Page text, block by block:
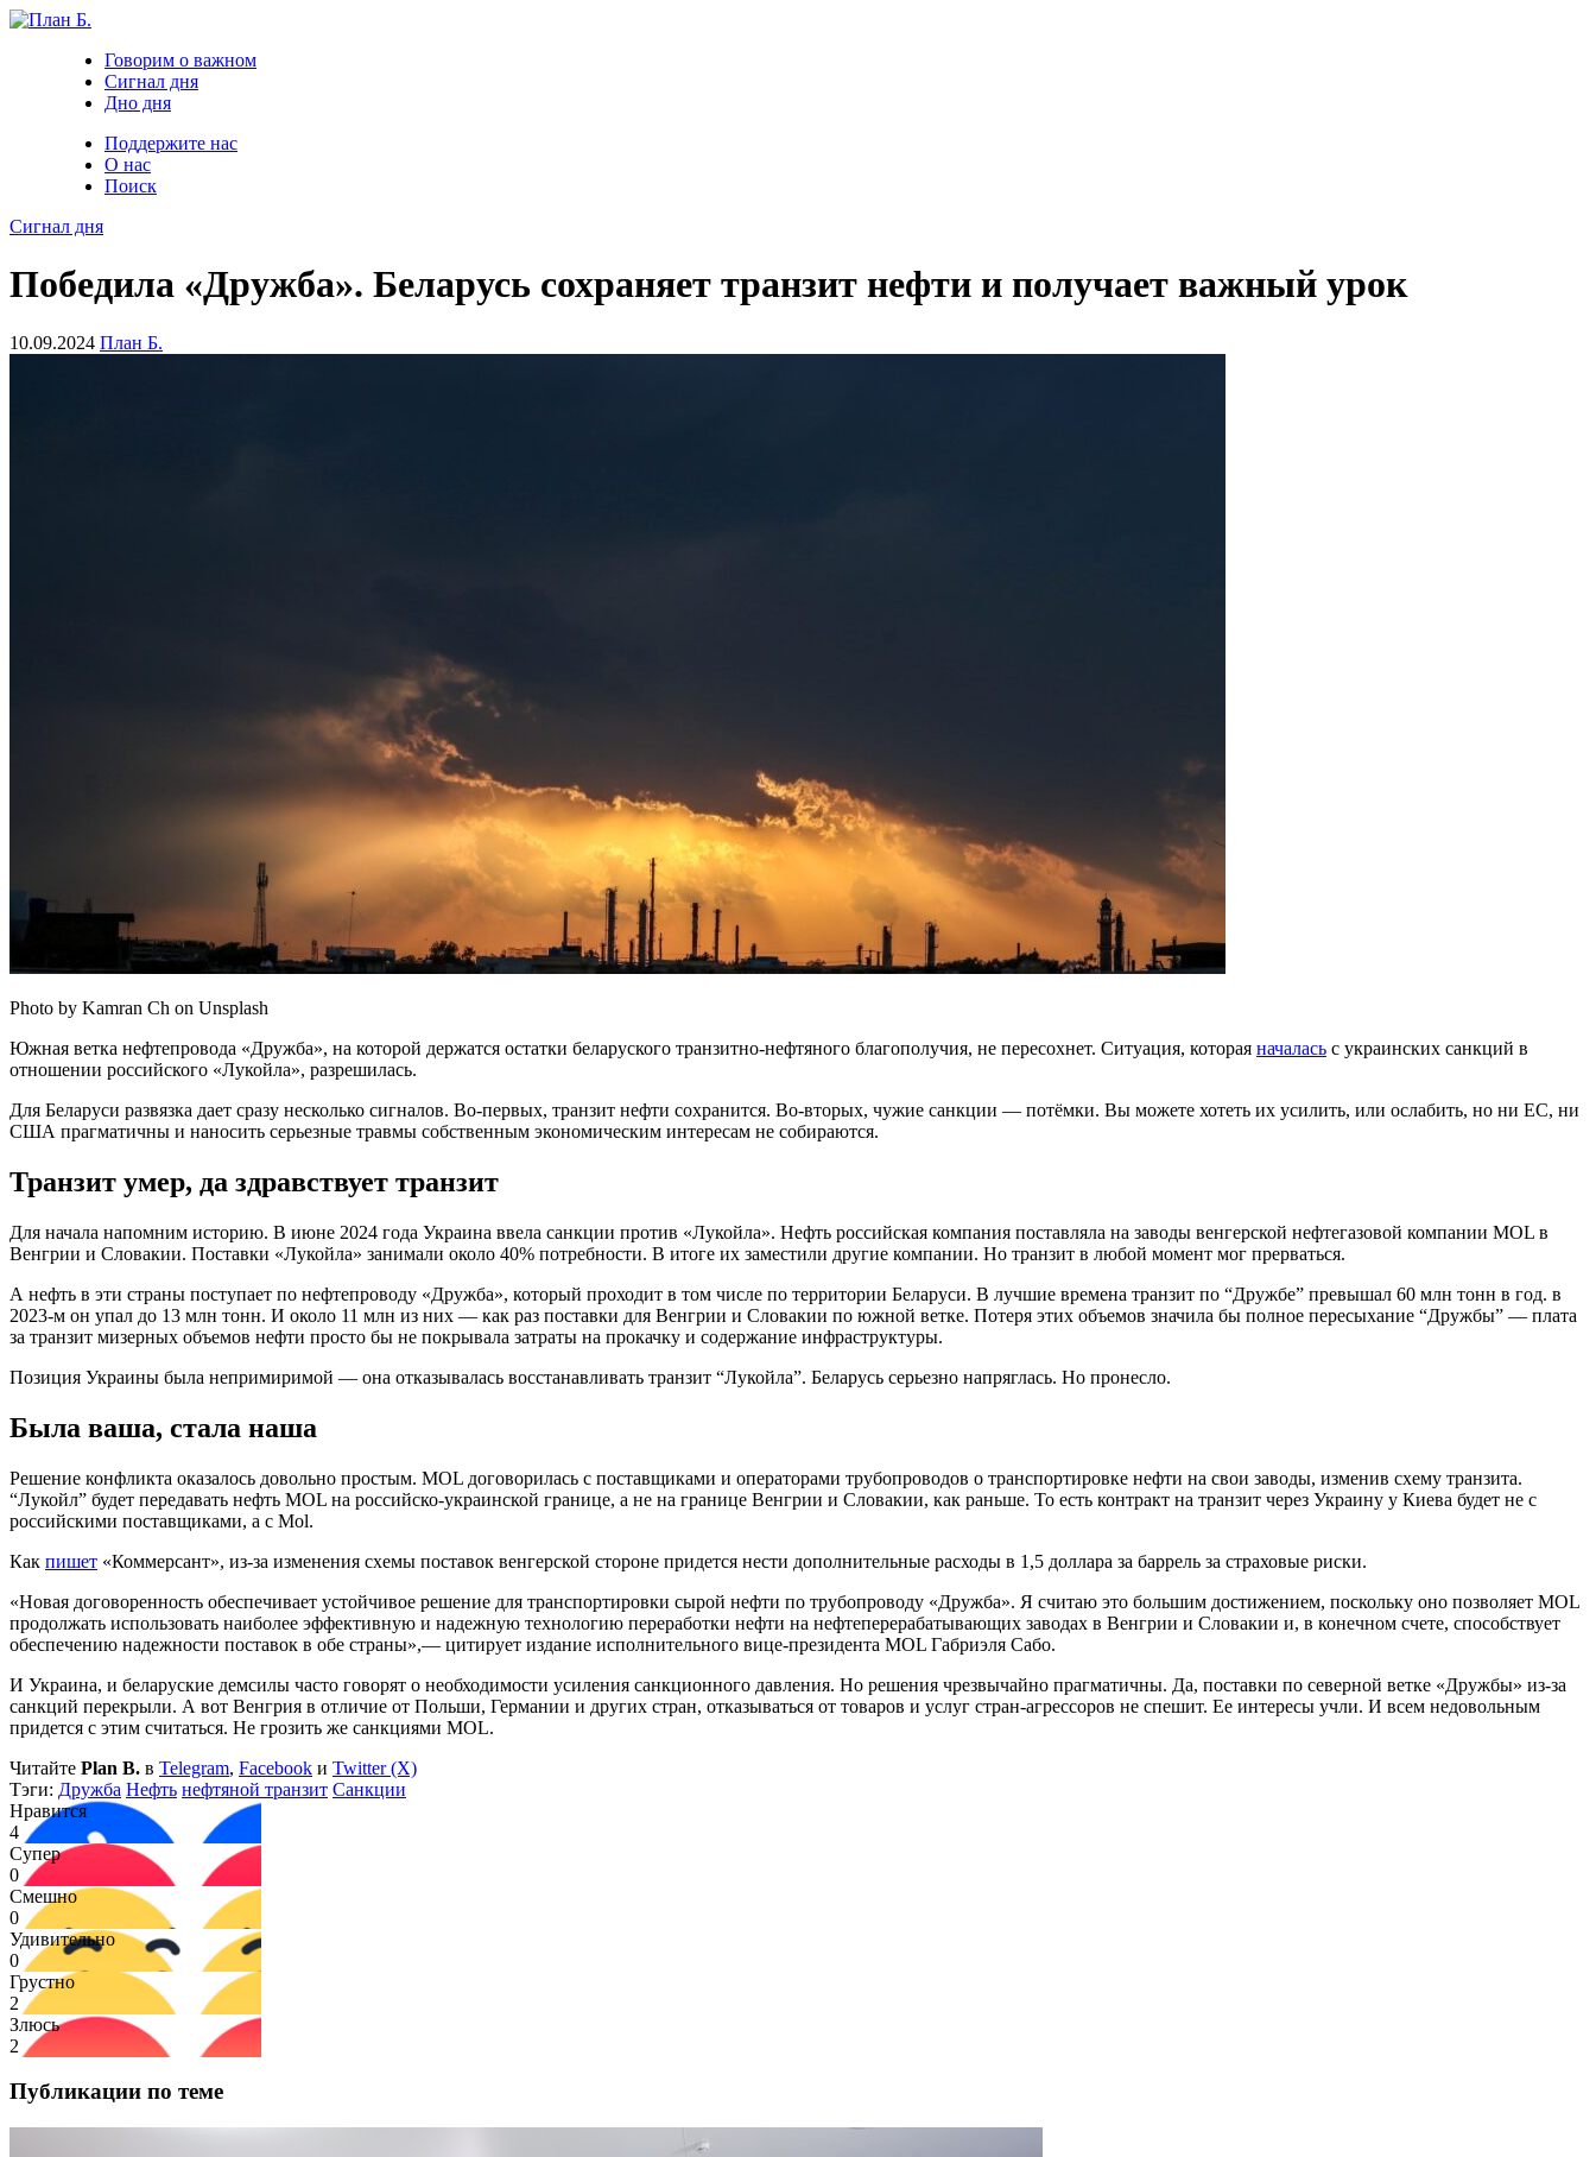
Говорим о важном
Сигнал дня
Дно дня
Поддержите нас
О нас
Поиск
Сигнал дня
Победила «Дружба». Беларусь сохраняет транзит нефти и получает важный урок
10.09.2024 План Б.
Photo by Kamran Ch on Unsplash
Южная ветка нефтепровода «Дружба», на которой держатся остатки беларуского транзитно-нефтяного благополучия, не пересохнет. Ситуация, которая началась с украинских санкций в
отношении российского «Лукойла», разрешилась.
Для Беларуси развязка дает сразу несколько сигналов. Во-первых, транзит нефти сохранится. Во-вторых, чужие санкции — потёмки. Вы можете хотеть их усилить, или ослабить, но ни ЕС, ни
США прагматичны и наносить серьезные травмы собственным экономическим интересам не собираются.
Транзит умер, да здравствует транзит
Для начала напомним историю. В июне 2024 года Украина ввела санкции против «Лукойла». Нефть российская компания поставляла на заводы венгерской нефтегазовой компании MOL в
Венгрии и Словакии. Поставки «Лукойла» занимали около 40% потребности. В итоге их заместили другие компании. Но транзит в любой момент мог прерваться.
А нефть в эти страны поступает по нефтепроводу «Дружба», который проходит в том числе по территории Беларуси. В лучшие времена транзит по “Дружбе” превышал 60 млн тонн в год. в
2023-м он упал до 13 млн тонн. И около 11 млн из них — как раз поставки для Венгрии и Словакии по южной ветке. Потеря этих объемов значила бы полное пересыхание “Дружбы” — плата
за транзит мизерных объемов нефти просто бы не покрывала затраты на прокачку и содержание инфраструктуры.
Позиция Украины была непримиримой — она отказывалась восстанавливать транзит “Лукойла”. Беларусь серьезно напряглась. Но пронесло.
Была ваша, стала наша
Решение конфликта оказалось довольно простым. MOL договорилась с поставщиками и операторами трубопроводов о транспортировке нефти на свои заводы, изменив схему транзита.
“Лукойл” будет передавать нефть MOL на российско-украинской границе, а не на границе Венгрии и Словакии, как раньше. То есть контракт на транзит через Украину у Киева будет не с
российскими поставщиками, а с Mol.
Как пишет «Коммерсант», из-за изменения схемы поставок венгерской стороне придется нести дополнительные расходы в 1,5 доллара за баррель за страховые риски.
«Новая договоренность обеспечивает устойчивое решение для транспортировки сырой нефти по трубопроводу «Дружба». Я считаю это большим достижением, поскольку оно позволяет MOL
продолжать использовать наиболее эффективную и надежную технологию переработки нефти на нефтеперерабатывающих заводах в Венгрии и Словакии и, в конечном счете, способствует
обеспечению надежности поставок в обе страны»,— цитирует издание исполнительного вице-президента MOL Габриэля Сабо.
И Украина, и беларуские демсилы часто говорят о необходимости усиления санкционного давления. Но решения чрезвычайно прагматичны. Да, поставки по северной ветке «Дружбы» из-за
санкций перекрыли. А вот Венгрия в отличие от Польши, Германии и других стран, отказываться от товаров и услуг стран-агрессоров не спешит. Ее интересы учли. И всем недовольным
придется с этим считаться. Не грозить же санкциями MOL.
Читайте Plan B. в Telegram, Facebook и Twitter (X)
Тэги: Дружба Нефть нефтяной транзит Санкции
Нравится
4
Супер
0
Смешно
0
Удивительно
0
Грустно
2
Злюсь
2
Публикации по теме